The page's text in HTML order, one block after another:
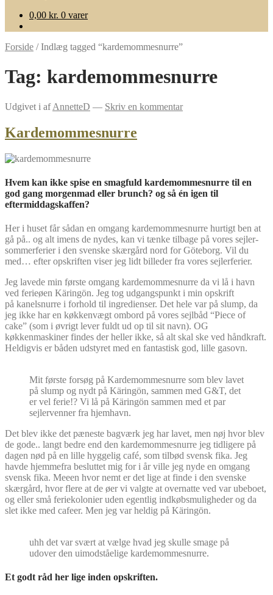
0,00 kr. 0 varer
Forside /Indlæg tagged “kardemommesnurre”
Tag: kardemommesnurre
Udgivet i afAnnetteD — Skriv en kommentar
Kardemommesnurre
Hvem kan ikke spise en smagfuld kardemommesnurre til en
god gang morgenmad eller brunch? og så én igen til
eftermiddagskaffen?
Her i huset får sådan en omgang kardemommesnurre hurtigt ben at
gå på.. og alt imens de nydes, kan vi tænke tilbage på vores sejler-
sommerferier i den svenske skærgård nord for Göteborg. Vil du
med… efter opskriften viser jeg lidt billeder fra vores sejlerferier.
Jeg lavede min første omgang kardemommesnurre da vi lå i havn
ved ferieøen Käringön. Jeg tog udgangspunkt i min opskrift
på kanelsnurre i forhold til ingredienser. Det hele var på slump, da
jeg ikke har en køkkenvægt ombord på vores sejlbåd “Piece of
cake” (som i øvrigt lever fuldt ud op til sit navn). OG
køkkenmaskiner findes der heller ikke, så alt skal ske ved håndkraft.
Heldigvis er båden udstyret med en fantastisk god, lille gasovn.
Mit første forsøg på Kardemommesnurre som blev lavet
på slump og nydt på Käringön, sammen med G&T, det
er vel ferie!? Vi lå på Käringön sammen med et par
sejlervenner fra hjemhavn.
Det blev ikke det pæneste bagværk jeg har lavet, men nøj hvor blev
de gode.. langt bedre end den kardemommesnurre jeg tidligere på
dagen nød på en lille hyggelig café, som tilbød svensk fika. Jeg
havde hjemmefra besluttet mig for i år ville jeg nyde en omgang
svensk fika. Meeen hvor nemt er det lige at finde i den svenske
skærgård, hvor flere at de øer vi valgte at overnatte ved var ubeboet,
og eller små feriekolonier uden egentlig indkøbsmuligheder og da
slet ikke med cafeer. Men jeg var heldig på Käringön.
uhh det var svært at vælge hvad jeg skulle smage på
udover den uimodståelige kardemommesnurre.
Et godt råd her lige inden opskriften.